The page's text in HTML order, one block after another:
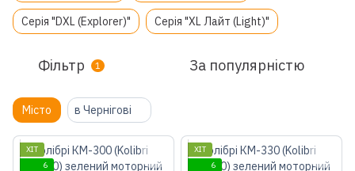
Серія "DXL (Explorer)" Серія "XL Лайт (Light)"
Фільтр 1 За популярністю
Місто в Чернігові
ХІТ
6
ХІТ
6